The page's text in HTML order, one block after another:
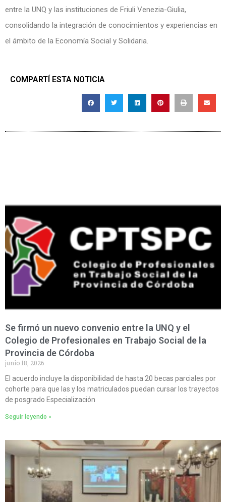
entre la UNQ y las instituciones de Friuli Venezia-Giulia,
consolidando la integración de conocimientos y experiencias en
el ámbito de la Economía Social y Solidaria.
COMPARTÍ ESTA NOTICIA
Se firmó un nuevo convenio entre la UNQ y el
Colegio de Profesionales en Trabajo Social de la
Provincia de Córdoba
junio 18, 2026
El acuerdo incluye la disponibilidad de hasta 20 becas parciales por
cohorte para que las y los matriculados puedan cursar los trayectos
de posgrado Especialización
Seguir leyendo »